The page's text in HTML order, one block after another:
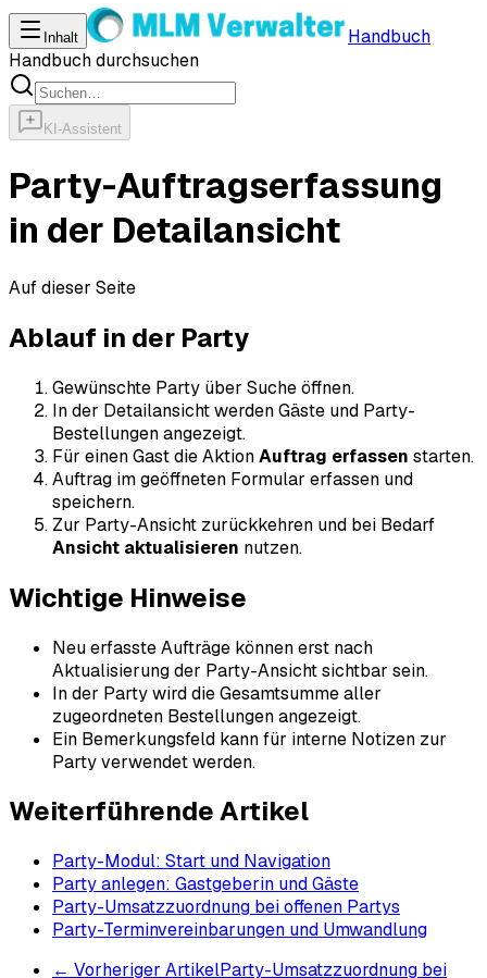
Inhalt
Handbuch
Handbuch durchsuchen
KI-Assistent
Party-Auftragserfassung
in der Detailansicht
Auf dieser Seite
Ablauf in der Party
Gewünschte Party über Suche öffnen.
In der Detailansicht werden Gäste und Party-
Bestellungen angezeigt.
Für einen Gast die AktionAuftrag erfassen starten.
Auftrag im geöffneten Formular erfassen und
speichern.
Zur Party-Ansicht zurückkehren und bei Bedarf
Ansicht aktualisieren nutzen.
Wichtige Hinweise
Neu erfasste Aufträge können erst nach
Aktualisierung der Party-Ansicht sichtbar sein.
In der Party wird die Gesamtsumme aller
zugeordneten Bestellungen angezeigt.
Ein Bemerkungsfeld kann für interne Notizen zur
Party verwendet werden.
Weiterführende Artikel
Party-Modul: Start und Navigation
Party anlegen: Gastgeberin und Gäste
Party-Umsatzzuordnung bei offenen Partys
Party-Terminvereinbarungen und Umwandlung
← Vorheriger ArtikelParty-Umsatzzuordnung bei